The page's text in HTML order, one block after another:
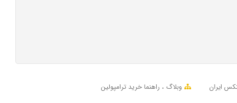
ایران وبلاگ راهنما خرید ترامپولین